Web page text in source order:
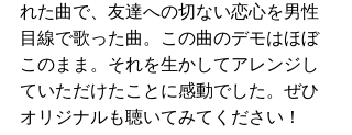
れた曲で、友達への切ない恋心を男性
目線で歌った曲。この曲のデモはほぼ
このまま。それを生かしてアレンジし
ていただけたことに感動でした。ぜひ
オリジナルも聴いてみてください！